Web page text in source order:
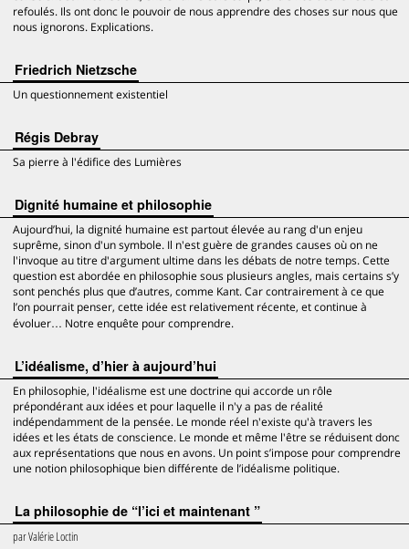
refoulés. Ils ont donc le pouvoir de nous apprendre des choses sur nous que
nous ignorons. Explications.
Friedrich Nietzsche
Un questionnement existentiel
Régis Debray
Sa pierre à l'édifice des Lumières
Dignité humaine et philosophie
Aujourd’hui, la dignité humaine est partout élevée au rang d'un enjeu
suprême, sinon d'un symbole. Il n'est guère de grandes causes où on ne
l'invoque au titre d'argument ultime dans les débats de notre temps. Cette
question est abordée en philosophie sous plusieurs angles, mais certains s’y
sont penchés plus que d’autres, comme Kant. Car contrairement à ce que
l’on pourrait penser, cette idée est relativement récente, et continue à
évoluer… Notre enquête pour comprendre.
L’idéalisme, d’hier à aujourd’hui
En philosophie, l'idéalisme est une doctrine qui accorde un rôle
prépondérant aux idées et pour laquelle il n'y a pas de réalité
indépendamment de la pensée. Le monde réel n'existe qu'à travers les
idées et les états de conscience. Le monde et même l'être se réduisent donc
aux représentations que nous en avons. Un point s’impose pour comprendre
une notion philosophique bien différente de l’idéalisme politique.
La philosophie de “l’ici et maintenant ”
parValérie Loctin